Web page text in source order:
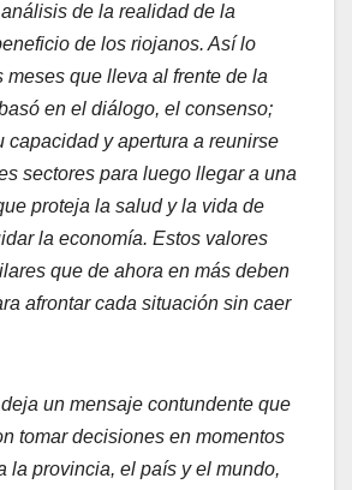
de la realidad de la
de los riojanos. Así lo
meses que lleva al frente de la
en el diálogo, el consenso;
capacidad y apertura a reunirse
sectores para luego llegar a una
proteja la salud y la vida de
la economía. Estos valores
que de ahora en más deben
afrontar cada situación sin caer
un mensaje contundente que
tomar decisiones en momentos
la provincia, el país y el mundo,